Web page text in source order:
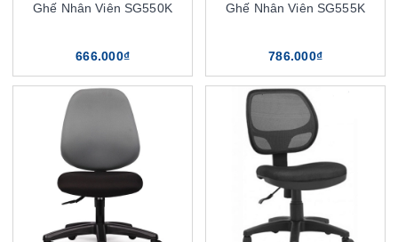
Ghế Nhân Viên SG550K
666.000₫
Ghế Nhân Viên SG555K
786.000₫